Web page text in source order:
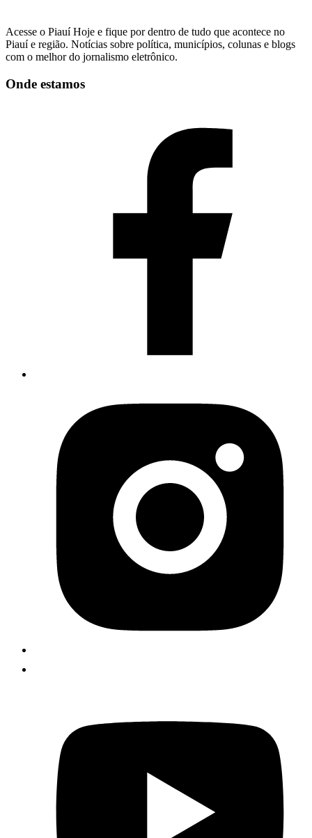
Acesse o Piauí Hoje e fique por dentro de tudo que acontece no
Piauí e região. Notícias sobre política, municípios, colunas e blogs
com o melhor do jornalismo eletrônico.
Onde estamos